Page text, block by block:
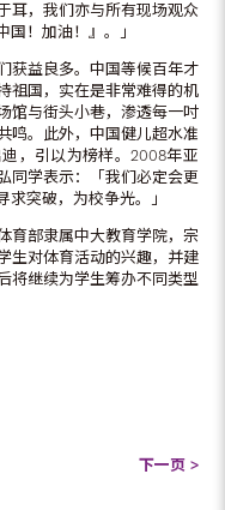
耳，我们亦与所有现场观众
！加油！』。」
获益良多。中国等候百年才
祖国，实在是非常难得的机
馆与街头小巷，渗透每一吋
鸣。此外，中国健儿超水准
，引以为榜样。2008年亚
同学表示：「我们必定会更
突破，为校争光。」
育部隶属中大教育学院，宗
生对体育活动的兴趣，并建
将继续为学生筹办不同类型
下一页 >